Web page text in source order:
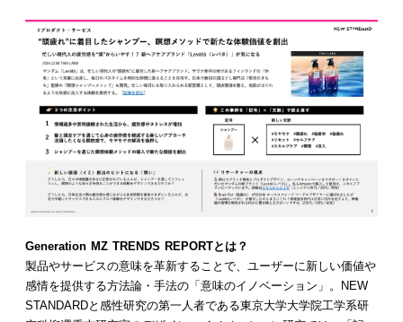
Generation MZ TRENDS REPORTとは？
製品やサービスの意味を革新することで、ユーザーに新しい価値や
感情を提供する方法論・手法の「意味のイノベーション」。NEW
STANDARDと感性研究の第一人者である東京大学大学院工学系研